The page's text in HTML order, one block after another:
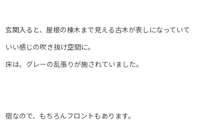
玄関入ると、屋根の棟木まで見える古木が表しになっていて
いい感じの吹き抜け空間に。
床は、グレーの乱張りが施されていました。
宿なので、もちろんフロントもあります。